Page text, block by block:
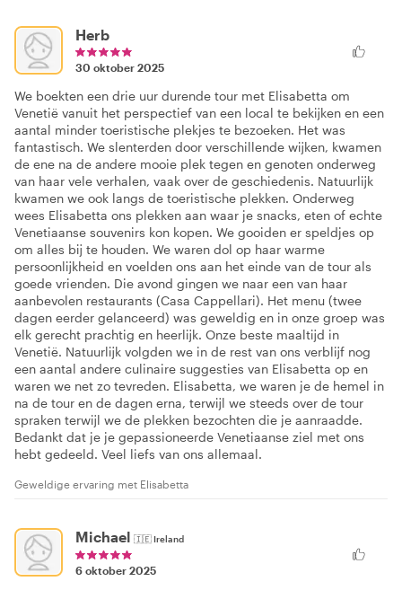
Herb
30 oktober 2025
We boekten een drie uur durende tour met Elisabetta om
Venetië vanuit het perspectief van een local te bekijken en een
aantal minder toeristische plekjes te bezoeken. Het was
fantastisch. We slenterden door verschillende wijken, kwamen
de ene na de andere mooie plek tegen en genoten onderweg
van haar vele verhalen, vaak over de geschiedenis. Natuurlijk
kwamen we ook langs de toeristische plekken. Onderweg
wees Elisabetta ons plekken aan waar je snacks, eten of echte
Venetiaanse souvenirs kon kopen. We gooiden er speldjes op
om alles bij te houden. We waren dol op haar warme
persoonlijkheid en voelden ons aan het einde van de tour als
goede vrienden. Die avond gingen we naar een van haar
aanbevolen restaurants (Casa Cappellari). Het menu (twee
dagen eerder gelanceerd) was geweldig en in onze groep was
elk gerecht prachtig en heerlijk. Onze beste maaltijd in
Venetië. Natuurlijk volgden we in de rest van ons verblijf nog
een aantal andere culinaire suggesties van Elisabetta op en
waren we net zo tevreden. Elisabetta, we waren je de hemel in
na de tour en de dagen erna, terwijl we steeds over de tour
spraken terwijl we de plekken bezochten die je aanraadde.
Bedankt dat je je gepassioneerde Venetiaanse ziel met ons
hebt gedeeld. Veel liefs van ons allemaal.
Geweldige ervaring met Elisabetta
Michael 🇮🇪Ireland
6 oktober 2025